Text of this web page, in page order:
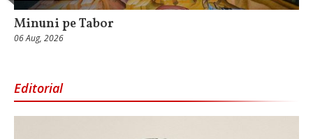
Minuni pe Tabor
06 Aug, 2026
Editorial